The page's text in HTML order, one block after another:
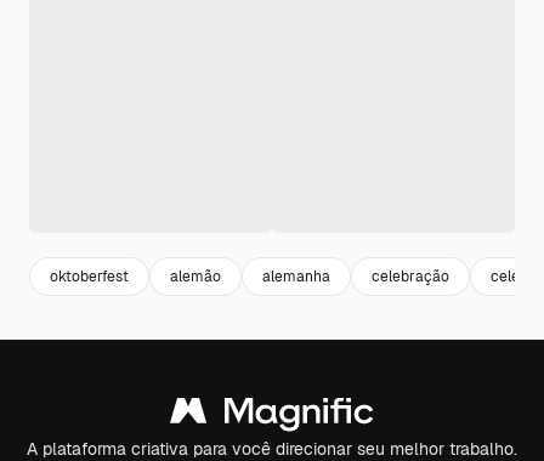
oktoberfest alemão alemanha celebração
A plataforma criativa para você direcionar seu melhor trabalho.